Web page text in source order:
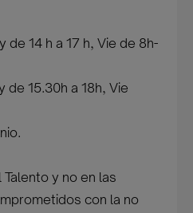
de 14 h a 17 h, Vie de 8h-
de 15.30h a 18h, Vie
y no en las
con la no